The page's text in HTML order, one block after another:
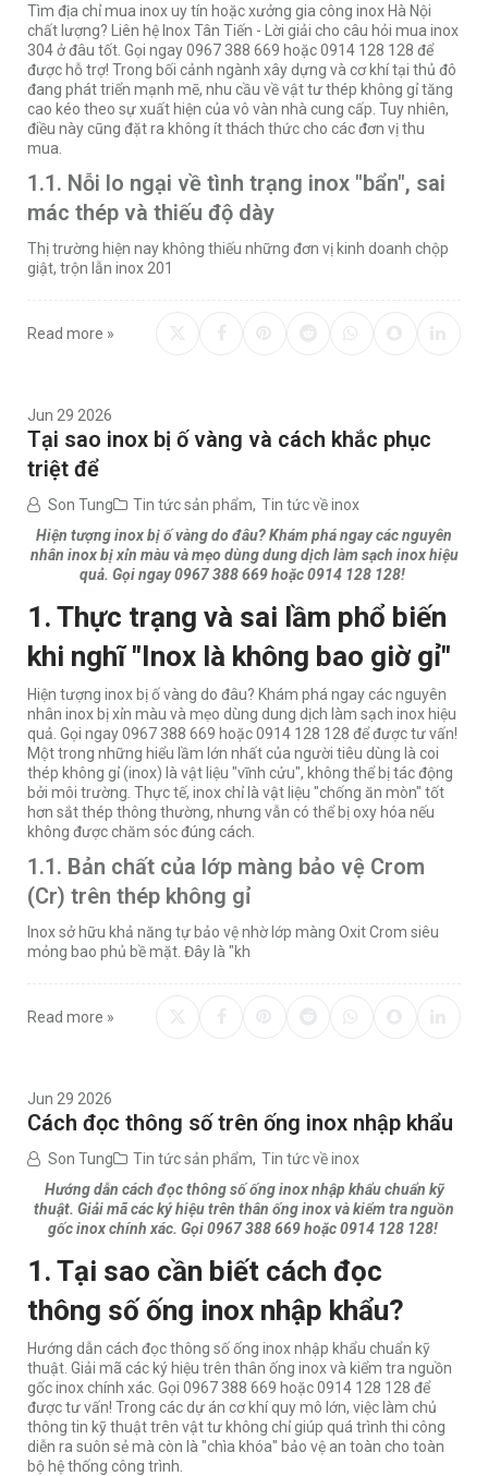
Tìm địa chỉ mua inox uy tín hoặc xưởng gia công inox Hà Nội
chất lượng? Liên hệ Inox Tân Tiến - Lời giải cho câu hỏi mua inox
304 ở đâu tốt. Gọi ngay 0967 388 669 hoặc 0914 128 128 để
được hỗ trợ! Trong bối cảnh ngành xây dựng và cơ khí tại thủ đô
đang phát triển mạnh mẽ, nhu cầu về vật tư thép không gỉ tăng
cao kéo theo sự xuất hiện của vô vàn nhà cung cấp. Tuy nhiên,
điều này cũng đặt ra không ít thách thức cho các đơn vị thu
mua.
1.1. Nỗi lo ngại về tình trạng inox "bẩn", sai
mác thép và thiếu độ dày
Thị trường hiện nay không thiếu những đơn vị kinh doanh chộp
giật, trộn lẫn inox 201
Read more »
Jun 29 2026
Tại sao inox bị ố vàng và cách khắc phục
triệt để
Son Tung Tin tức sản phẩm, Tin tức về inox
Hiện tượng inox bị ố vàng do đâu? Khám phá ngay các nguyên
nhân inox bị xỉn màu và mẹo dùng dung dịch làm sạch inox hiệu
quả. Gọi ngay 0967 388 669 hoặc 0914 128 128!
1. Thực trạng và sai lầm phổ biến
khi nghĩ "Inox là không bao giờ gỉ"
Hiện tượng inox bị ố vàng do đâu? Khám phá ngay các nguyên
nhân inox bị xỉn màu và mẹo dùng dung dịch làm sạch inox hiệu
quả. Gọi ngay 0967 388 669 hoặc 0914 128 128 để được tư vấn!
Một trong những hiểu lầm lớn nhất của người tiêu dùng là coi
thép không gỉ (inox) là vật liệu "vĩnh cửu", không thể bị tác động
bởi môi trường. Thực tế, inox chỉ là vật liệu "chống ăn mòn" tốt
hơn sắt thép thông thường, nhưng vẫn có thể bị oxy hóa nếu
không được chăm sóc đúng cách.
1.1. Bản chất của lớp màng bảo vệ Crom
(Cr) trên thép không gỉ
Inox sở hữu khả năng tự bảo vệ nhờ lớp màng Oxit Crom siêu
mỏng bao phủ bề mặt. Đây là "kh
Read more »
Jun 29 2026
Cách đọc thông số trên ống inox nhập khẩu
Son Tung Tin tức sản phẩm, Tin tức về inox
Hướng dẫn cách đọc thông số ống inox nhập khẩu chuẩn kỹ
thuật. Giải mã các ký hiệu trên thân ống inox và kiểm tra nguồn
gốc inox chính xác. Gọi 0967 388 669 hoặc 0914 128 128!
1. Tại sao cần biết cách đọc
thông số ống inox nhập khẩu?
Hướng dẫn cách đọc thông số ống inox nhập khẩu chuẩn kỹ
thuật. Giải mã các ký hiệu trên thân ống inox và kiểm tra nguồn
gốc inox chính xác. Gọi 0967 388 669 hoặc 0914 128 128 để
được tư vấn! Trong các dự án cơ khí quy mô lớn, việc làm chủ
thông tin kỹ thuật trên vật tư không chỉ giúp quá trình thi công
diễn ra suôn sẻ mà còn là "chìa khóa" bảo vệ an toàn cho toàn
bộ hệ thống công trình.